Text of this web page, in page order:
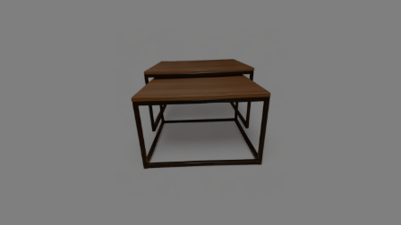
niebanalnym designem.
DO KOSZYKA